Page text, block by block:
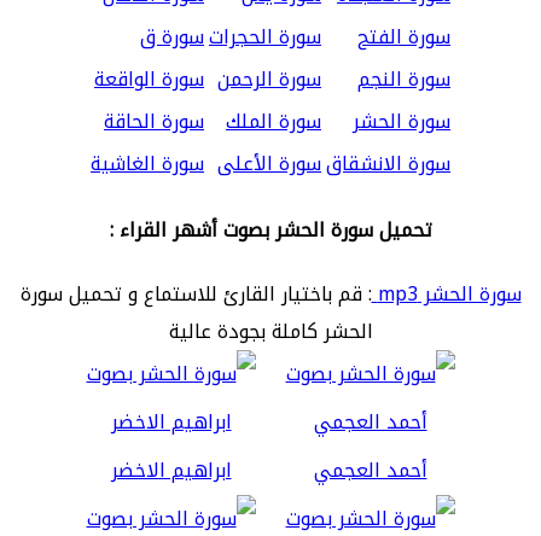
سورة الفتح
سورة الحجراتسورة ق
سورة النجم
سورة الرحمن سورة الواقعة
سورة الحشر
سورة الملك سورة الحاقة
سورة الانشقاقسورة الأعلى سورة الغاشية
تحميل سورة الحشر بصوت أشهر القراء :
سورة الحشر mp3
: قم باختيار القارئ للاستماع و تحميل سورة
الحشر كاملة بجودة عالية
أحمد العجمي ابراهيم الاخضر